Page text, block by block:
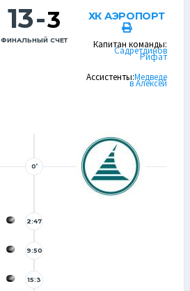
13-3
ФИНАЛЬНЫЙ СЧЕТ
ХК АЭРОПОРТ
Капитан команды:
Садретдинов
Рифат
Ассистенты:Медведе
в Алексей
0’
2:47
9:50
15:3